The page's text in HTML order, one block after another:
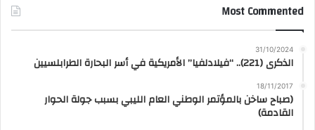
Most Commented
31/10/2024
الذكرى (221).. “فيلادلفيا” الأمريكية في أسر البحارة الطرابلسيين
18/11/2017
(صباح ساخن بالمؤتمر الوطني العام الليبي بسبب جولة الحوار
القادمة)